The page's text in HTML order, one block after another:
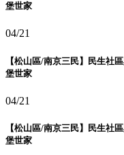
堡世家
04/21
【松山區/南京三民】民生社
堡世家
04/21
【松山區/南京三民】民生社
堡世家